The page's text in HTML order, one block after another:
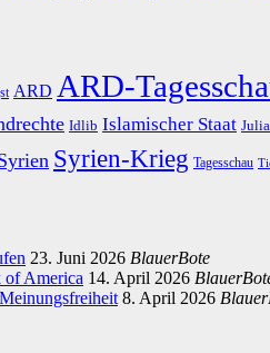
ARD ARD-
Idlib Islamischer Staat
Syrien-Krieg Tagesschau
23. Juni 2026 BlauerBote
of America 14. April 2026
8. April 2026